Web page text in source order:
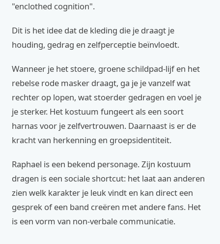
"enclothed cognition".
Dit is het idee dat de kleding die je draagt je
houding, gedrag en zelfperceptie beïnvloedt.
Wanneer je het stoere, groene schildpad-lijf en het
rebelse rode masker draagt, ga je je vanzelf wat
rechter op lopen, wat stoerder gedragen en voel je
je sterker. Het kostuum fungeert als een soort
harnas voor je zelfvertrouwen. Daarnaast is er de
kracht van herkenning en groepsidentiteit.
Raphael is een bekend personage. Zijn kostuum
dragen is een sociale shortcut: het laat aan anderen
zien welk karakter je leuk vindt en kan direct een
gesprek of een band creëren met andere fans. Het
is een vorm van non-verbale communicatie.